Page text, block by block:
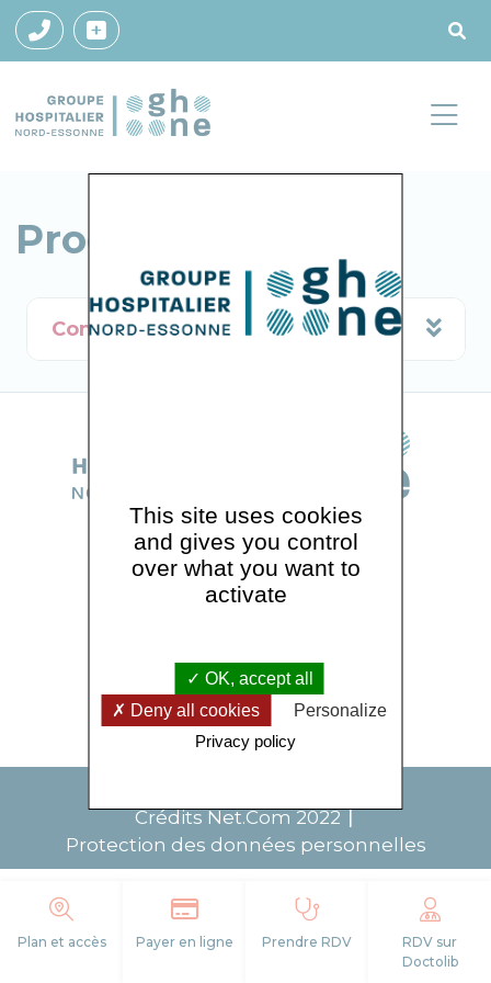
Plan et accès Payer en ligne Prendre RDV
RDV sur
Doctolib
Proche & Aidant
Contacts
NOS COORDONNÉES
NOUS CONTACTER
Faire un don
CréditsNet.Com2022
Protection des données personnelles
This site uses cookies
and gives you control
over what you want to
activate
OK, accept all
Deny all cookies
Personalize
Privacy policy